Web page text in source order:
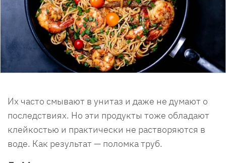
Их часто смывают в унитаз и даже не думают о
последствиях. Но эти продукты тоже обладают
клейкостью и практически не растворяются в
воде. Как результат — поломка труб.